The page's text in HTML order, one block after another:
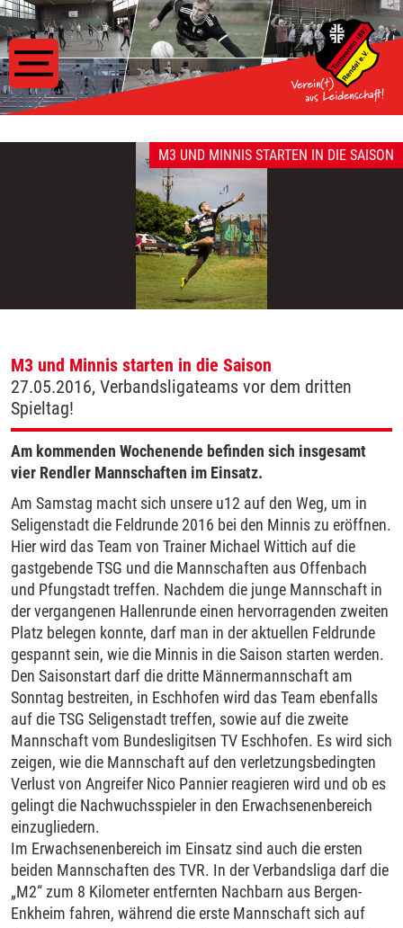
M3 UND MINNIS STARTEN IN DIE SAISON
M3 und Minnis starten in die Saison
27.05.2016, Verbandsligateams vor dem dritten
Spieltag!
Am kommenden Wochenende befinden sich insgesamt
vier Rendler Mannschaften im Einsatz.
Am Samstag macht sich unsere u12 auf den Weg, um in
Seligenstadt die Feldrunde 2016 bei den Minnis zu eröffnen.
Hier wird das Team von Trainer Michael Wittich auf die
gastgebende TSG und die Mannschaften aus Offenbach
und Pfungstadt treffen. Nachdem die junge Mannschaft in
der vergangenen Hallenrunde einen hervorragenden zweiten
Platz belegen konnte, darf man in der aktuellen Feldrunde
gespannt sein, wie die Minnis in die Saison starten werden.
Den Saisonstart darf die dritte Männermannschaft am
Sonntag bestreiten, in Eschhofen wird das Team ebenfalls
auf die TSG Seligenstadt treffen, sowie auf die zweite
Mannschaft vom Bundesligitsen TV Eschhofen. Es wird sich
zeigen, wie die Mannschaft auf den verletzungsbedingten
Verlust von Angreifer Nico Pannier reagieren wird und ob es
gelingt die Nachwuchsspieler in den Erwachsenenbereich
einzugliedern.
Im Erwachsenenbereich im Einsatz sind auch die ersten
beiden Mannschaften des TVR. In der Verbandsliga darf die
„M2“ zum 8 Kilometer entfernten Nachbarn aus Bergen-
Enkheim fahren, während die erste Mannschaft sich auf